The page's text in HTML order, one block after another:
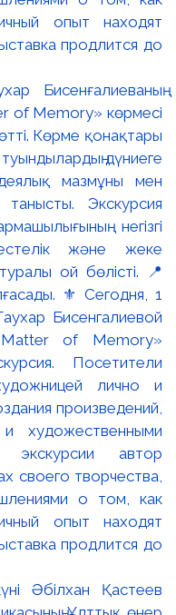
Бисенғалиеваның
of Memory» көрмесі
Көрме қонақтары
дүниеге
мазмұны мен
танысты. Экскурсия
негізгі
және жеке
туралы ой бөлісті. 📍
⚜️ Сегодня, 1
Бисенгалиевой
of Memory»
Посетители
лично и
произведений,
художественными
автор
своего творчества,
о том, как
опыт находят
продлится до